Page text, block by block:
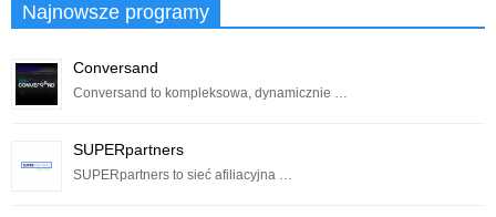
Najnowsze programy
Conversand
Conversand to kompleksowa, dynamicznie …
SUPERpartners
SUPERpartners to sieć afiliacyjna …